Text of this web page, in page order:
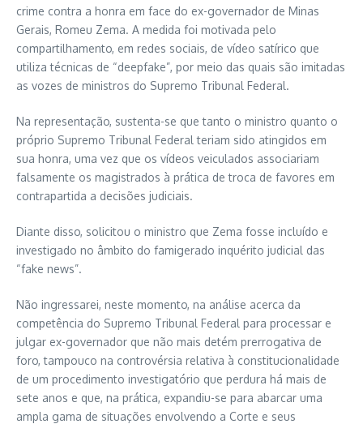
crime contra a honra em face do ex-governador de Minas
Gerais, Romeu Zema. A medida foi motivada pelo
compartilhamento, em redes sociais, de vídeo satírico que
utiliza técnicas de “deepfake”, por meio das quais são imitadas
as vozes de ministros do Supremo Tribunal Federal.
Na representação, sustenta-se que tanto o ministro quanto o
próprio Supremo Tribunal Federal teriam sido atingidos em
sua honra, uma vez que os vídeos veiculados associariam
falsamente os magistrados à prática de troca de favores em
contrapartida a decisões judiciais.
Diante disso, solicitou o ministro que Zema fosse incluído e
investigado no âmbito do famigerado inquérito judicial das
“fake news”.
Não ingressarei, neste momento, na análise acerca da
competência do Supremo Tribunal Federal para processar e
julgar ex-governador que não mais detém prerrogativa de
foro, tampouco na controvérsia relativa à constitucionalidade
de um procedimento investigatório que perdura há mais de
sete anos e que, na prática, expandiu-se para abarcar uma
ampla gama de situações envolvendo a Corte e seus